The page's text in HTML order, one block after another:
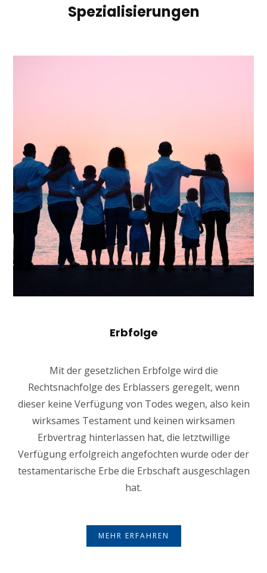
Spezialisierungen
Erbfolge
Mit der gesetzlichen Erbfolge wird die
Rechtsnachfolge des Erblassers geregelt, wenn
dieser keine Verfügung von Todes wegen, also kein
wirksames Testament und keinen wirksamen
Erbvertrag hinterlassen hat, die letztwillige
Verfügung erfolgreich angefochten wurde oder der
testamentarische Erbe die Erbschaft ausgeschlagen
hat.
MEHR ERFAHREN